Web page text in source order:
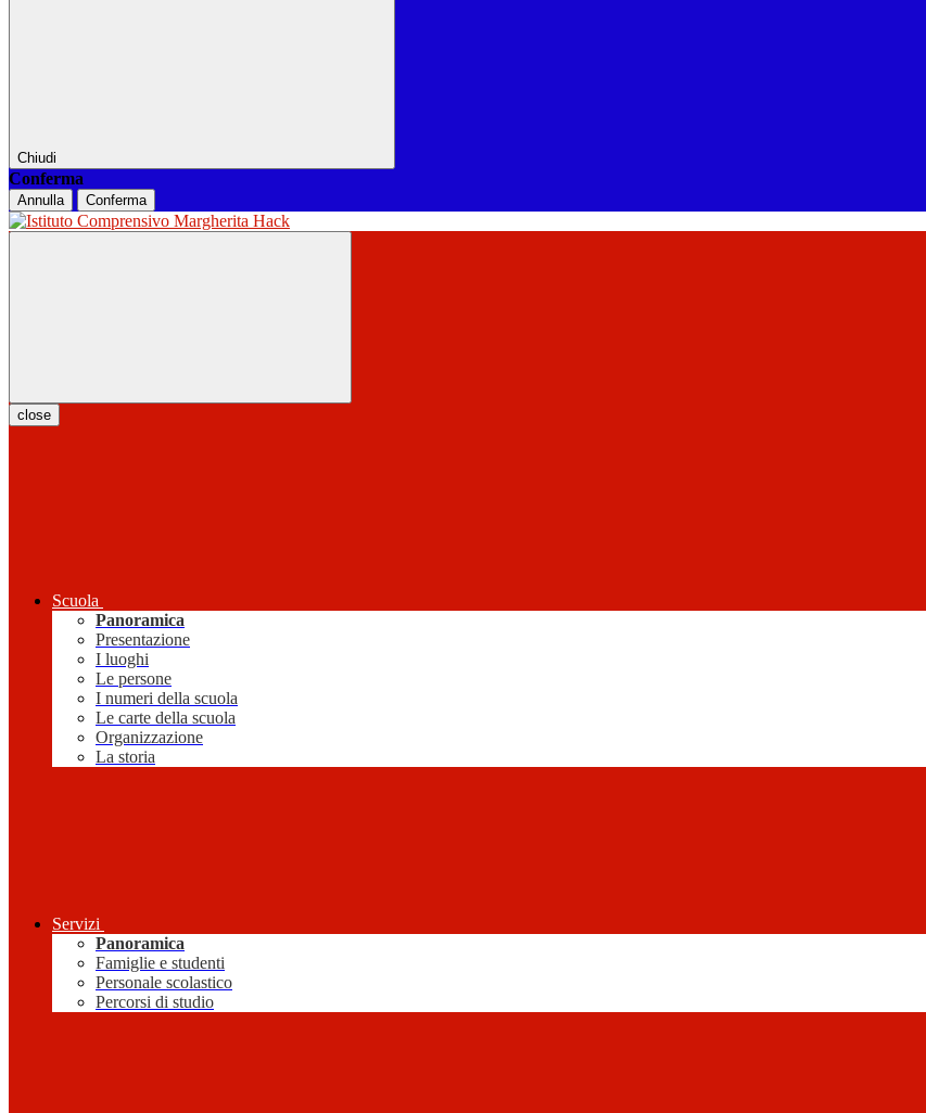
Chiudi
Conferma
Annulla Conferma
close
Scuola
Panoramica
Presentazione
I luoghi
Le persone
I numeri della scuola
Le carte della scuola
Organizzazione
La storia
Servizi
Panoramica
Famiglie e studenti
Personale scolastico
Percorsi di studio